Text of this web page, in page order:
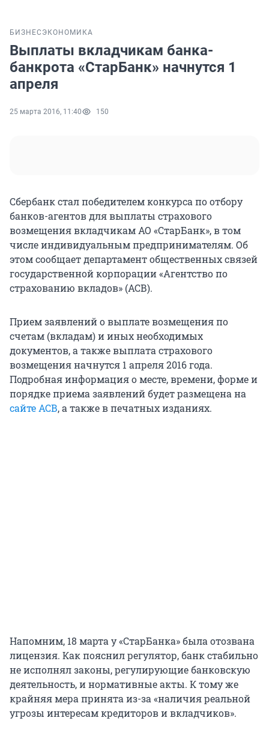
БИЗНЕС ЭКОНОМИКА
Выплаты вкладчикам банка-
банкрота «СтарБанк» начнутся 1
апреля
25 марта 2016, 11:40 150
Сбербанк стал победителем конкурса по отбору
банков-агентов для выплаты страхового
возмещения вкладчикам АО «СтарБанк», в том
числе индивидуальным предпринимателям. Об
этом сообщает департамент общественных связей
государственной корпорации «Агентство по
страхованию вкладов» (АСВ).
Прием заявлений о выплате возмещения по
счетам (вкладам) и иных необходимых
документов, а также выплата страхового
возмещения начнутся 1 апреля 2016 года.
Подробная информация о месте, времени, форме и
порядке приема заявлений будет размещена на
сайте АСВ, а также в печатных изданиях.
Напомним, 18 марта у «СтарБанка» была отозвана
лицензия. Как пояснил регулятор, банк стабильно
не исполнял законы, регулирующие банковскую
деятельность, и нормативные акты. К тому же
крайняя мера принята из-за «наличия реальной
угрозы интересам кредиторов и вкладчиков».